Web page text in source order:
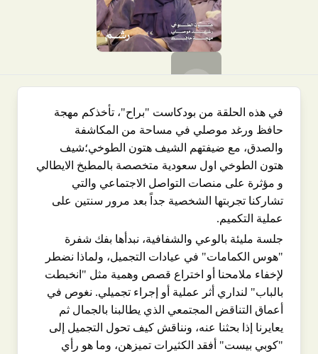
في هذه الحلقة من بودكاست "براح"، تأخذكم مهجة
حافظ ورغد موصلي في مساحة من المكاشفة
والصدق، مع ضيفتهم الشيف هتون الطوخي؛شيف
هتون الطوخي اول سعودية متخصصة بالمطبخ الايطالي
و مؤثرة على منصات التواصل الاجتماعي والتي
تشاركنا تجربتها الشخصية جداً بعد مرور سنتين على
عملية التكميم.
جلسة مليئة بالوعي والشفافية، نبدأها بفك شفرة
"هوس الكمامات" في عيادات التجميل، ولماذا نضطر
لإخفاء ملامحنا أو اختراع قصص وهمية مثل "انخبطت
بالباب" لنداري أثر عملية أو إجراء تجميلي. نغوص في
أعماق التناقض المجتمعي الذي يطالبنا بالجمال ثم
يعايرنا إذا بحثنا عنه، ونناقش كيف تحول التجميل إلى
"كوبي بيست" أفقد الكثيرات تميزهن، وما هو رأي